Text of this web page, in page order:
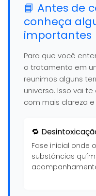
📘 Antes de
conheça
importantes
Para que você
o tratamento em
reunimos alguns
universo. Isso vai
com mais clareza
🔁
Fase inicial onde
substâncias